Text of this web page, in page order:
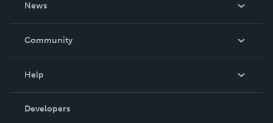
News
In The News
Community
Podcast
Help
Order Lookup
Developers